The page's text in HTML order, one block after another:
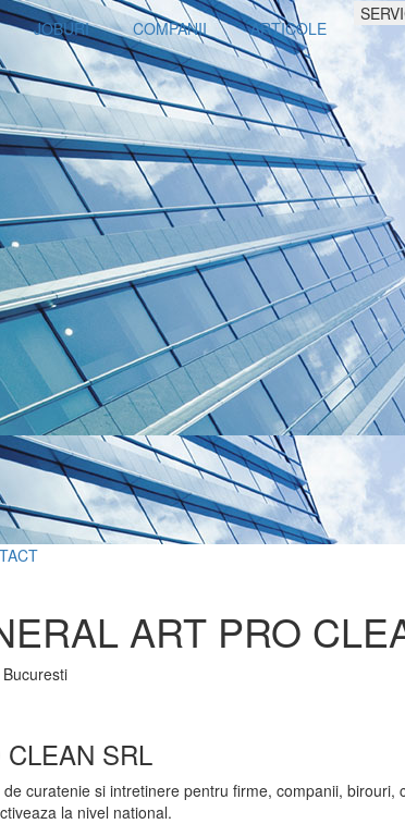
JOBURI COMPANII ARTICOLE
ART PRO
SRL
curatenie si intretinere pentru firme, companii,
la nivel national.